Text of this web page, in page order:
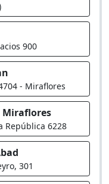
900
- Miraflores
Miraflores
República 6228
301